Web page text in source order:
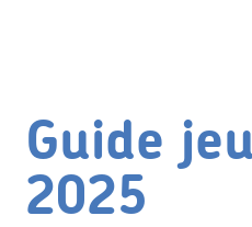
Guide
2025